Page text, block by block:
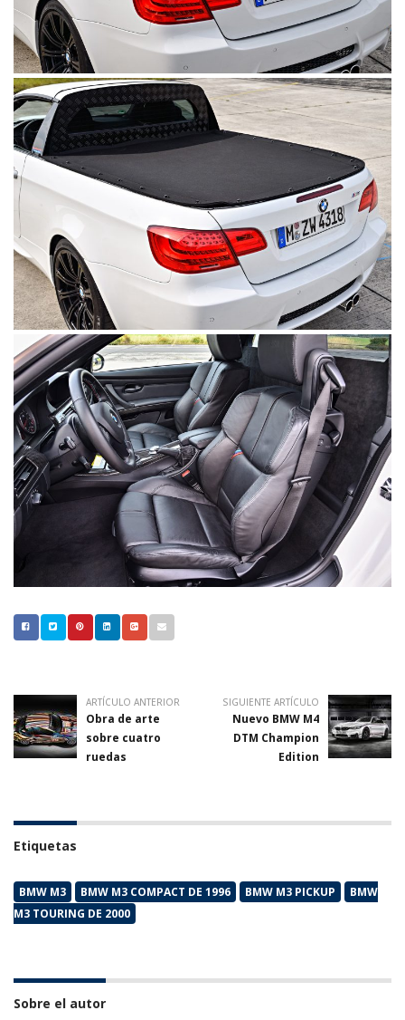
ARTÍCULO ANTERIOR
Obra de arte
sobre cuatro
ruedas
SIGUIENTE ARTÍCULO
Nuevo BMW M4
DTM Champion
Edition
Etiquetas
BMW M3 BMW M3 COMPACT DE 1996 BMW M3 PICKUP
BMW
M3 TOURING DE 2000
Sobre el autor